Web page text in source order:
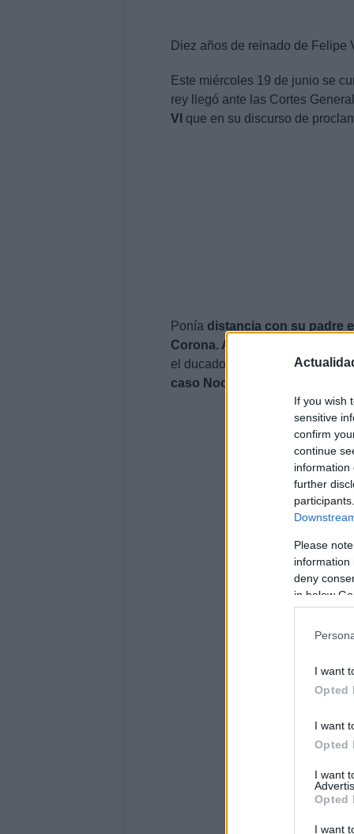
If you wish
sensitive
confirm
continue
information
further
Please
information
deny
in below
I want
Opted
I want
Opted
I want
Opted
I want
Diez años de reinado de Felipe
Este miércoles 19 de junio se
rey llegó ante las Cortes
VI que en su discurso de
Ponía distancia con su padre
Corona. Además, quiso
el ducado de Palma a lainfanta
caso Noos